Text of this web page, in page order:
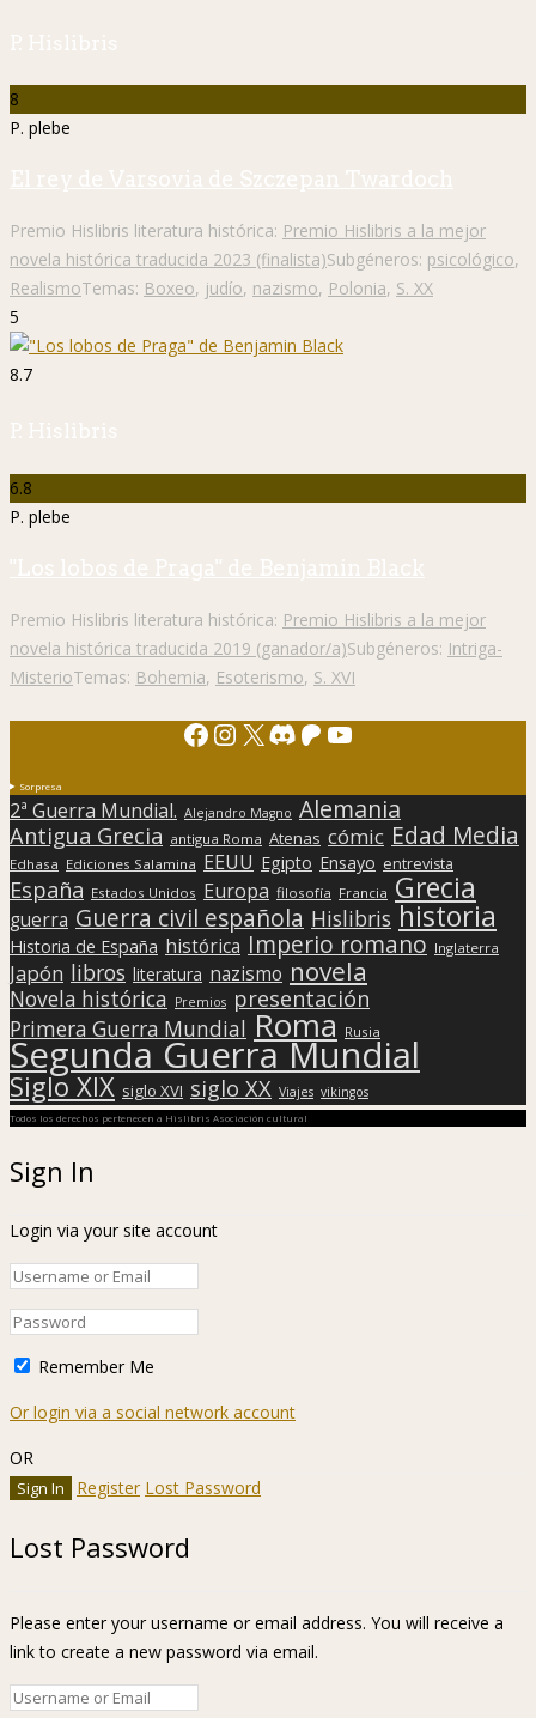
P. Hislibris
8
P. plebe
El rey de Varsovia de Szczepan Twardoch
Premio Hislibris literatura histórica: Premio Hislibris a la mejor
novela histórica traducida 2023 (finalista)Subgéneros: psicológico,
RealismoTemas: Boxeo, judío, nazismo, Polonia, S. XX
5
8.7
P. Hislibris
6.8
P. plebe
"Los lobos de Praga" de Benjamin Black
Premio Hislibris literatura histórica: Premio Hislibris a la mejor
novela histórica traducida 2019 (ganador/a)Subgéneros: Intriga-
MisterioTemas: Bohemia, Esoterismo, S. XVI
Facebook
Instagram
X Discord
Patreon
YouTube
Sorpresa
2ª Guerra Mundial. Alejandro Magno Alemania
Antigua Grecia antigua Roma Atenas cómic Edad Media
Edhasa Ediciones Salamina EEUU Egipto Ensayo entrevista
España Estados Unidos Europa filosofía Francia Grecia
guerra Guerra civil española Hislibris historia
Historia de España histórica Imperio romano Inglaterra
Japón libros literatura nazismo novela
Novela histórica Premios presentación
Primera Guerra Mundial Roma Rusia
Segunda Guerra Mundial
Siglo XIX siglo XVI siglo XX Viajes vikingos
Todos los derechos pertenecen a Hislibris Asociación cultural
Sign In
Login via your site account
Remember Me
Or login via a social network account
OR
Register Lost Password
Lost Password
Please enter your username or email address. You will receive a
link to create a new password via email.